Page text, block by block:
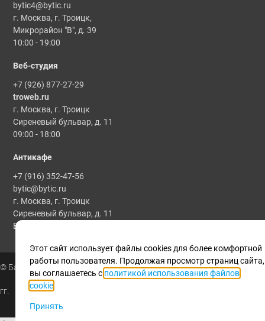
bytic4@bytic.ru
г. Москва, г. Троицк,
Микрорайон "В", д. 39
10:00 - 19:00
Веб-студия
+7 (926) 877-27-29
troweb.ru
г. Москва, г. Троицк
Сиреневый бульвар, д. 11
09:00 - 18:00
Антикафе
+7 (916) 352-47-56
bytic@bytic.ru
г. Москва, г. Троицк
Сиреневый бульвар, д. 11
Все мероприятия проводятся по предварительной записи
© Байтик, 1986 - 2025
гг.
Этот сайт использует файлы cookies для более комфортной
работы пользователя. Продолжая просмотр страниц сайта,
вы соглашаетесь с политикой использования файлов
cookie
Принять